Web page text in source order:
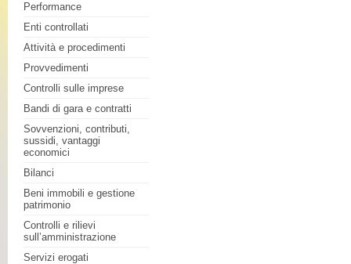
Performance
Enti controllati
Attività e procedimenti
Provvedimenti
Controlli sulle imprese
Bandi di gara e contratti
Sovvenzioni, contributi,
sussidi, vantaggi
economici
Bilanci
Beni immobili e gestione
patrimonio
Controlli e rilievi
sull’amministrazione
Servizi erogati